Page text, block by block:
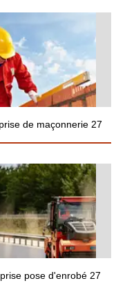
de maçonnerie 27
pose d'enrobé 27